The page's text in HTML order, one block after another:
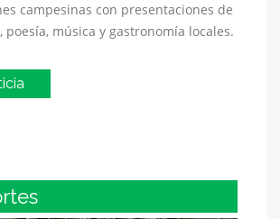
campesinas con presentaciones de
poesía, música y gastronomía locales.